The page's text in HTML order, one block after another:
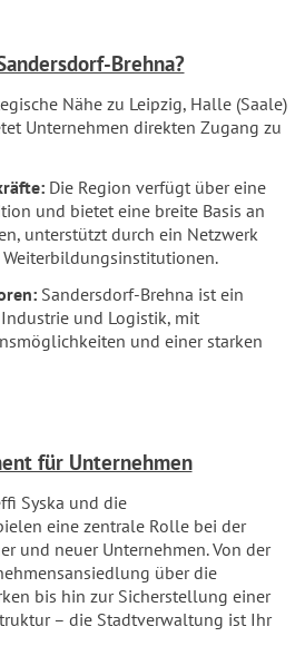
Brehna?
Nähe zu Leipzig, Halle (Saale)
Unternehmen direkten Zugang zu
Die Region verfügt über eine
und bietet eine breite Basis an
unterstützt durch ein Netzwerk
Sandersdorf-Brehna ist ein
und Logistik, mit
und einer starken
für Unternehmen
Syska und die
eine zentrale Rolle bei der
und neuer Unternehmen. Von der
über die
bis hin zur Sicherstellung einer
– die Stadtverwaltung ist Ihr